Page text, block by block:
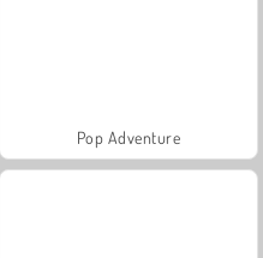
Pop Adventure